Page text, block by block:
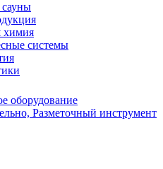
химия
системы
оборудование
Разметочный инструмент